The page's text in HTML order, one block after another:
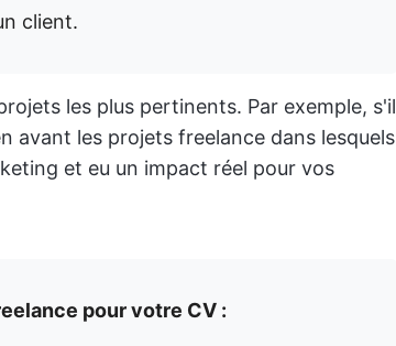
client.
les plus pertinents. Par exemple, s'il
avant les projets freelance dans lesquels
et eu un impact réel pour vos
pour votre CV :